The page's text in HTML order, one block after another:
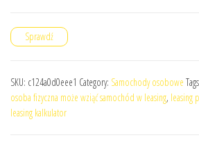
Sprawdź
SKU: c124a0d0eee1 Category: Samochody osobowe
osoba fizyczna może wziąć samochód w leasing, leasing
leasing kalkulator